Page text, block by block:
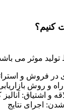
کنیم؟
موثر می
فروش و
و روش
و اشتیاق:
اجرای نتایج